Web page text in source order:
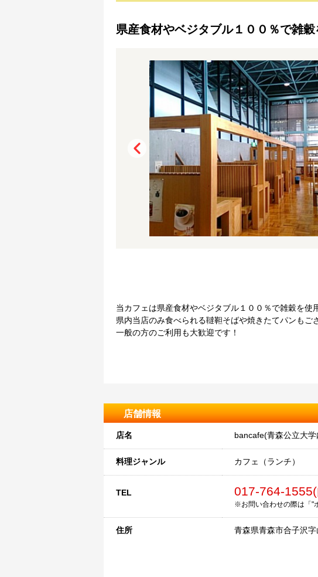
県産食材やベジタブル１００％で雑
当カフェは県産食材やベジタブル１００％で雑穀を使
県内当店のみ食べられる韃靼そばや焼きたてパンもご
一般の方のご利用も大歓迎です！
店舗情報
店名 bancafe(青森公立大学
料理ジャンル カフェ（ランチ）
TEL 017-764-
※お問い合わせの際は「"
住所 青森県青森市合子沢